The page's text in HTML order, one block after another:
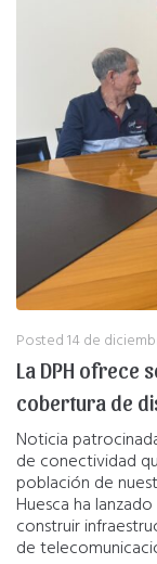
Posted14 de
La DPH ofrece
cobertura de
Noticia
de conectividad
población de
Huesca ha
construir
de